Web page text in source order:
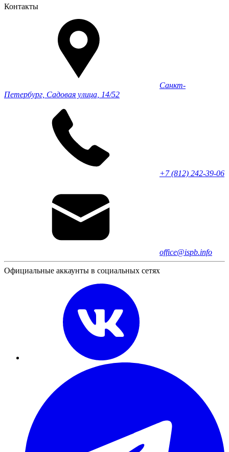
Контакты
Санкт-
Петербург, Садовая улица, 14/52
+7 (812) 242-39-06
office@ispb.info
Официальные аккаунты в социальных сетях